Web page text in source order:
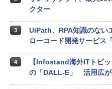
クター
3
UiPath、RPA知識のない
ローコード開発サービス
4
【Infostand海外ITトピ
の「DALL-E」 活用広が